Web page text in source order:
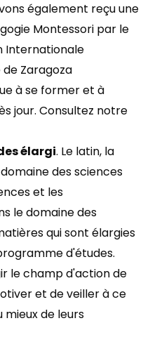
également reçu une
Montessori par le
Internationale
de Zaragoza
à se former et à
jour. Consultez notre
élargi. Le latin, la
des sciences
et les
le domaine des
qui sont élargies
d'études.
le champ d'action de
et de veiller à ce
de leurs